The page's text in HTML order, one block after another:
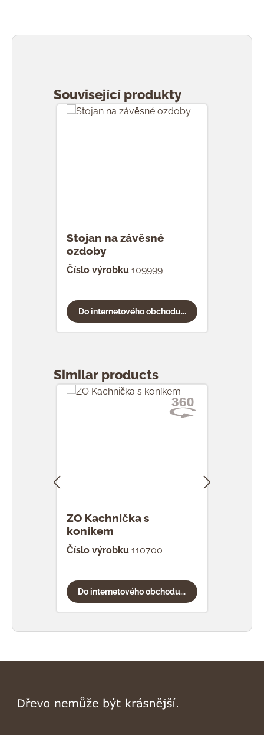
Související produkty
Stojan na závěsné
ozdoby
Číslo výrobku 109999
Do internetového obchodu...
Similar products
ZO Kachnička s
koníkem
Číslo výrobku 110700
Do internetového obchodu...